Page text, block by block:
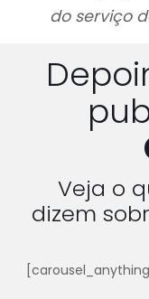
do serviço
Veja o
dizem